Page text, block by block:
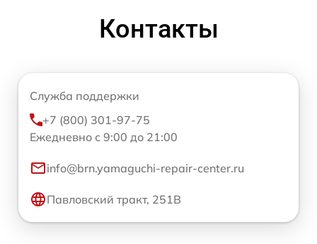
Контакты
Служба поддержки
+7 (800) 301-97-75
Ежедневно с 9:00 до 21:00
info@brn.yamaguchi-repair-center.ru
Павловский тракт, 251В